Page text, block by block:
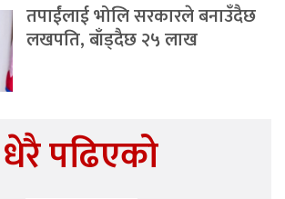
तपाईंलाई भोलि सरकारले बनाउँदैछ
लखपति, बाँड्दैछ २५ लाख
धेरै पढिएको